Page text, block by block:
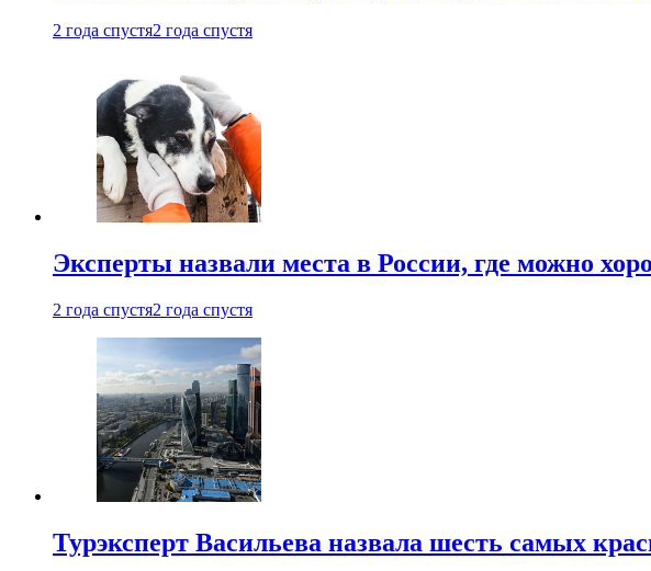
2 года спустя2 года спустя
Эксперты назвали места в России, где можно
2 года спустя2 года спустя
Турэксперт Васильева назвала шесть самых